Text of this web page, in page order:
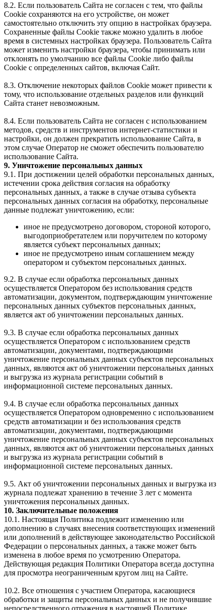
8.2. Если пользователь Сайта не согласен с тем, что файлы
Cookie сохраняются на его устройстве, он может
самостоятельно отключить эту опцию в настройках браузера.
Сохраненные файлы Cookie также можно удалить в любое
время в системных настройках браузера. Пользователь Сайта
может изменить настройки браузера, чтобы принимать или
отклонять по умолчанию все файлы Cookie либо файлы
Cookie с определенных сайтов, включая Сайт.
8.3. Отключение некоторых файлов Cookie может привести к
тому, что использование отдельных разделов или функций
Сайта станет невозможным.
8.4. Если пользователь Сайта не согласен с использованием
методов, средств и инструментов интернет-статистики и
настройки, он должен прекратить использование Сайта, в
этом случае Оператор не сможет обеспечить пользователю
использование Сайта.
9. Уничтожение персональных данных
9.1. При достижении целей обработки персональных данных,
истечении срока действия согласия на обработку
персональных данных, а также в случае отзыва субъекта
персональных данных согласия на обработку, персональные
данные подлежат уничтожению, если:
иное не предусмотрено договором, стороной которого,
выгодоприобретателем или поручителем по которому
является субъект персональных данных;
иное не предусмотрено иным соглашением между
оператором и субъектом персональных данных.
9.2. В случае если обработка персональных данных
осуществляется Оператором без использования средств
автоматизации, документом, подтверждающим уничтожение
персональных данных субъектов персональных данных,
является акт об уничтожении персональных данных.
9.3. В случае если обработка персональных данных
осуществляется Оператором с использованием средств
автоматизации, документами, подтверждающими
уничтожение персональных данных субъектов персональных
данных, являются акт об уничтожении персональных данных
и выгрузка из журнала регистрации событий в
информационной системе персональных данных.
9.4. В случае если обработка персональных данных
осуществляется Оператором одновременно с использованием
средств автоматизации и без использования средств
автоматизации, документами, подтверждающими
уничтожение персональных данных субъектов персональных
данных, являются акт об уничтожении персональных данных
и выгрузка из журнала регистрации событий в
информационной системе персональных данных.
9.5. Акт об уничтожении персональных данных и выгрузка из
журнала подлежат хранению в течение 3 лет с момента
уничтожения персональных данных.
10. Заключительные положения
10.1. Настоящая Политика подлежит изменению или
дополнению в случаях внесения соответствующих изменений
или дополнений в действующее законодательство Российской
Федерации о персональных данных, а также может быть
изменена в любое время по усмотрению Оператора.
Действующая редакция Политики Оператора всегда доступна
для просмотра неограниченным кругом лиц на Сайте.
10.2. Все отношения с участием Оператора, касающиеся
обработки и защиты персональных данных и не получившие
непосредственного отражения в настоящей Политике,